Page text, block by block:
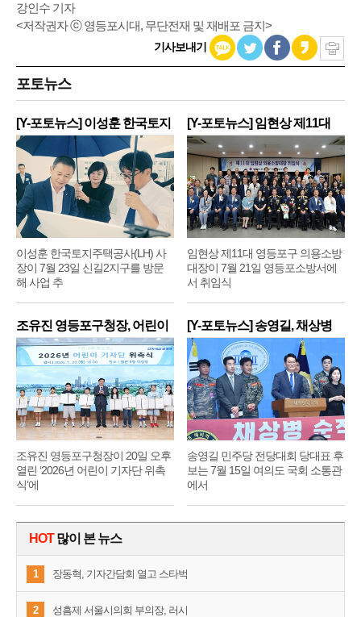
강인수 기자
<저작권자 ⓒ 영등포시대, 무단전재 및 재배포 금지>
기사보내기
포토뉴스
[Y-포토뉴스] 이성훈 한국토지
주
이성훈 한국토지주택공사(LH) 사
장이 7월 23일 신길2지구를 방문
해 사업 추
[Y-포토뉴스] 임현상 제11대
영
임현상 제11대 영등포구 의용소방
대장이 7월 21일 영등포소방서에
서 취임식
조유진 영등포구청장, 어린이
기
조유진 영등포구청장이 20일 오후
열린 ‘2026년 어린이 기자단 위촉
식’에
[Y-포토뉴스] 송영길, 채상병
순
송영길 민주당 전당대회 당대표 후
보는 7월 15일 여의도 국회 소통관
에서
HOT많이 본 뉴스
1 장동혁, 기자간담회 열고 스타벅
2 성흠제 서울시의회 부의장, 러시